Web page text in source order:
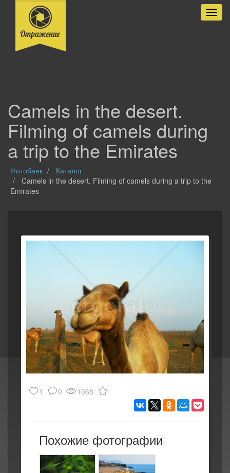
Camels in the desert.
Filming of camels during
a trip to the Emirates
Фотобанк
Каталог
Camels in the desert. Filming of camels during a trip to the
Emirates
1 0 1068
Похожие фотографии